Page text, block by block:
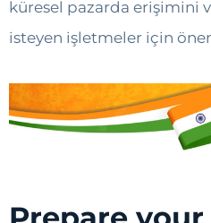
küresel pazarda erişimini
isteyen işletmeler için